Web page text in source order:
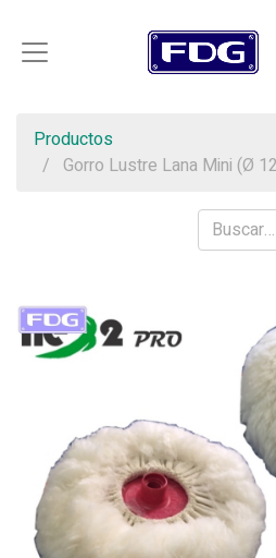
Productos
Gorro Lustre Lana Mini (Ø